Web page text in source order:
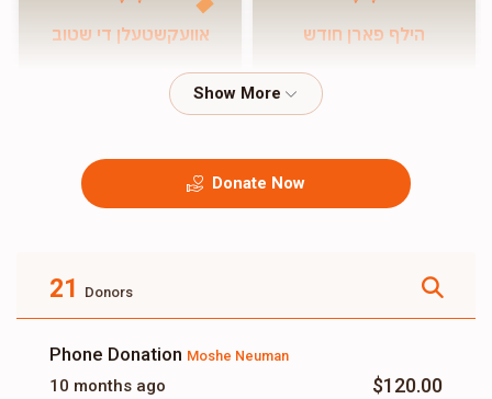
הילף פארן חודש אוועקשטעלן די שטוב
Donate Now
21 Donors
Phone Donation Moshe Neuman
10 months ago $120.00